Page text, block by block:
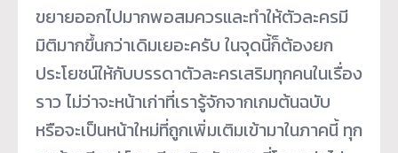
ขยายออกไปมากพอสมควรและทำให้ตัวละครมี
มิติมากขึ้นกว่าเดิมเยอะครับ ในจุดนี้ก็ต้องยก
ประโยชน์ให้กับบรรดาตัวละครเสริมทุกคนในเรื่อง
ราว ไม่ว่าจะหน้าเก่าที่เรารู้จักจากเกมต้นฉบับ
หรือจะเป็นหน้าใหม่ที่ถูกเพิ่มเติมเข้ามาในภาคนี้ ทุก